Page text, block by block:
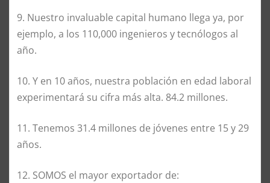
9. Nuestro invaluable capital humano llega ya, por
ejemplo, a los 110,000 ingenieros y tecnólogos al
año.
10. Y en 10 años, nuestra población en edad laboral
experimentará su cifra más alta. 84.2 millones.
11. Tenemos 31.4 millones de jóvenes entre 15 y 29
años.
12. SOMOS el mayor exportador de: